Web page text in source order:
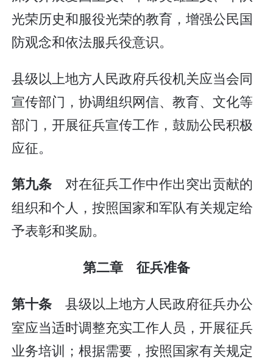
光荣历史和服役光荣的教育，增强公民国
防观念和依法服兵役意识。
县级以上地方人民政府兵役机关应当会同
宣传部门，协调组织网信、教育、文化等
部门，开展征兵宣传工作，鼓励公民积极
应征。
第九条 对在征兵工作中作出突出贡献的
组织和个人，按照国家和军队有关规定给
予表彰和奖励。
第二章 征兵准备
第十条 县级以上地方人民政府征兵办公
室应当适时调整充实工作人员，开展征兵
业务培训；根据需要，按照国家有关规定